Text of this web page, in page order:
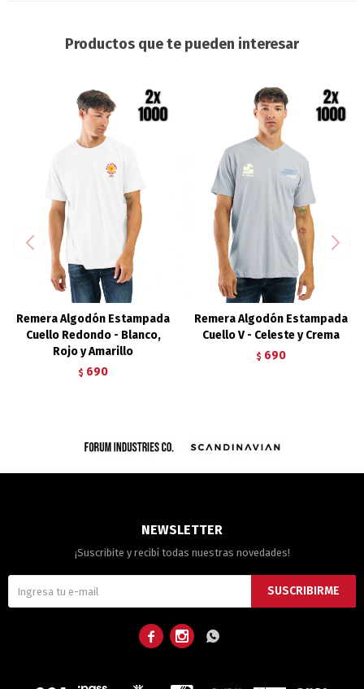
Productos que te pueden interesar
Remera Algodón Estampada
Cuello Redondo - Blanco,
Rojo y Amarillo
$ 690
Remera Algodón Estampada
Cuello V - Celeste y Crema
$ 690
NEWSLETTER
¡Suscribite y recibí todas nuestras novedades!
SUSCRIBIRME
  